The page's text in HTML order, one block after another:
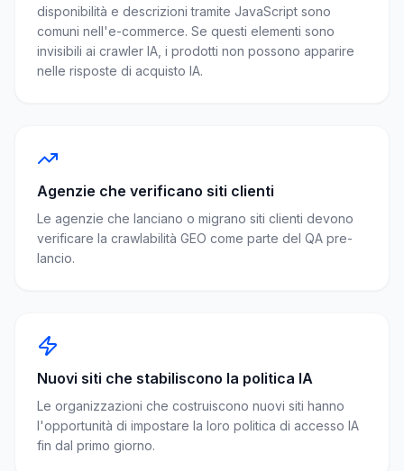
disponibilità e descrizioni tramite JavaScript sono
comuni nell'e-commerce. Se questi elementi sono
invisibili ai crawler IA, i prodotti non possono apparire
nelle risposte di acquisto IA.
Agenzie che verificano siti clienti
Le agenzie che lanciano o migrano siti clienti devono
verificare la crawlabilità GEO come parte del QA pre-
lancio.
Nuovi siti che stabiliscono la politica IA
Le organizzazioni che costruiscono nuovi siti hanno
l'opportunità di impostare la loro politica di accesso IA
fin dal primo giorno.